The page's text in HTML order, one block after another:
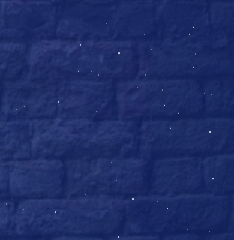
Феликс Фелицис